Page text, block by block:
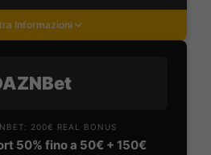
Informazioni
200€ REAL BONUS
50% fino a 50€ + 150€